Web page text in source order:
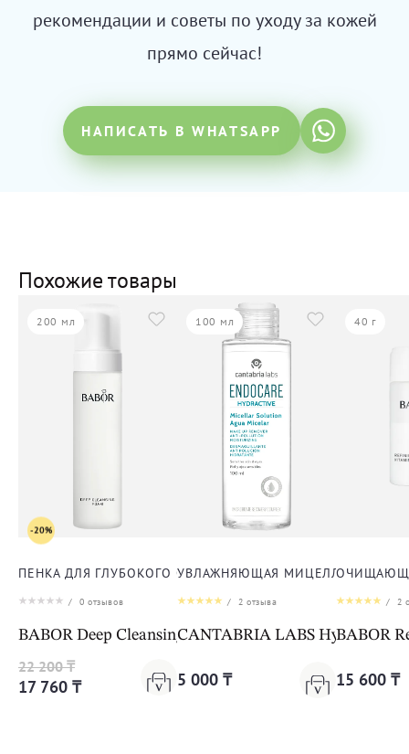
рекомендации и советы по уходу за кожей
прямо сейчас!
НАПИСАТЬ В WHATSAPP
Похожие товары
200 мл
-20%
ПЕНКА ДЛЯ ГЛУБОКОГО ОЧИЩЕНИЯ КОЖИ ЛИЦА
/ 0 отзывов
BABOR Deep Cleansing Foam
22 200 ₸
17 760 ₸
100 мл
УВЛАЖНЯЮЩАЯ МИЦЕЛЛЯРНАЯ
/ 2 отзыва
CANTABRIA LABS Hydractive
5 000 ₸
40 г
/ 2
BABOR
15 600 ₸